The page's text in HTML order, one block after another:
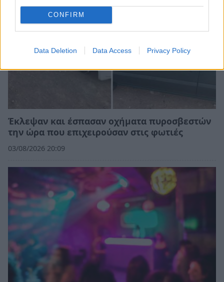
CONFIRM
Data Deletion Data Access Privacy Policy
Έκλεψαν και έσπασαν οχήματα πυροσβεστών
την ώρα που επιχειρούσαν στις φωτιές
03/08/2026 20:09